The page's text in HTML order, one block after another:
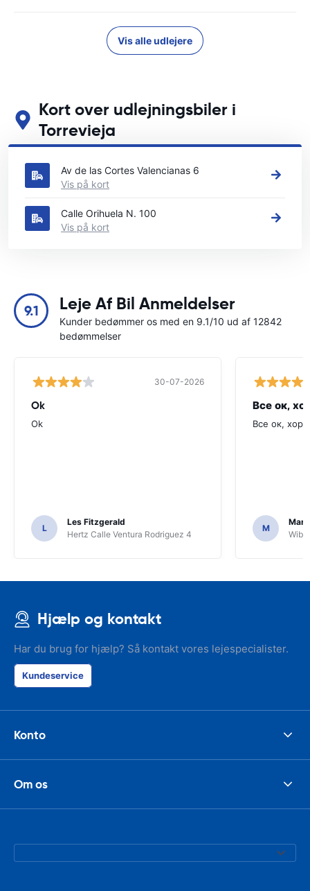
Vis alle udlejere
Kort over udlejningsbiler i
Torrevieja
Se vores vigtigste biludlejningssteder i Torrevieja
Av de las Cortes Valencianas 6
Vis på kort
Calle Orihuela N. 100
Vis på kort
9.1 Leje Af Bil Anmeldelser
Kunder bedømmer os med en 9.1/10 ud af 12842
bedømmelser
30-07-2026
Ok
Ok
L
Les Fitzgerald
Hertz Calle Ventura Rodriguez 4
Все ок,
Все ок,
M
Hjælp og kontakt
Har du brug for hjælp? Så kontakt vores lejespecialister.
Kundeservice
Konto
Om os